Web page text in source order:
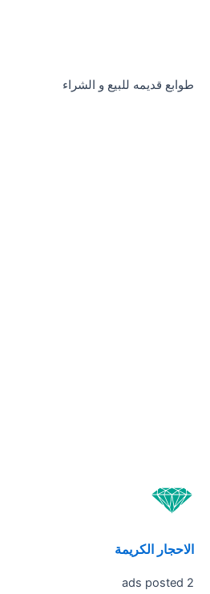
طوابع قديمه للبيع و الشراء
الاحجار الكريمة
2 ads posted